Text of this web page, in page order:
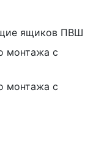
ящиков ПВШ
монтажа с
монтажа с